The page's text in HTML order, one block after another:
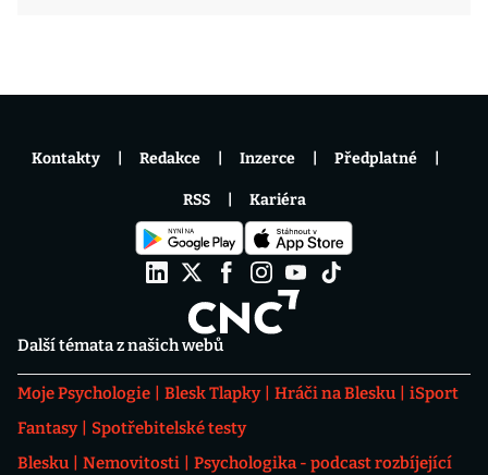
Další témata z našich webů
Moje Psychologie Blesk Tlapky Hráči na Blesku
iSport
Fantasy
Spotřebitelské testy
Blesku
Nemovitosti
Psychologika - podcast rozbíjející
Kontakty Redakce Inzerce Předplatné
RSS Kariéra